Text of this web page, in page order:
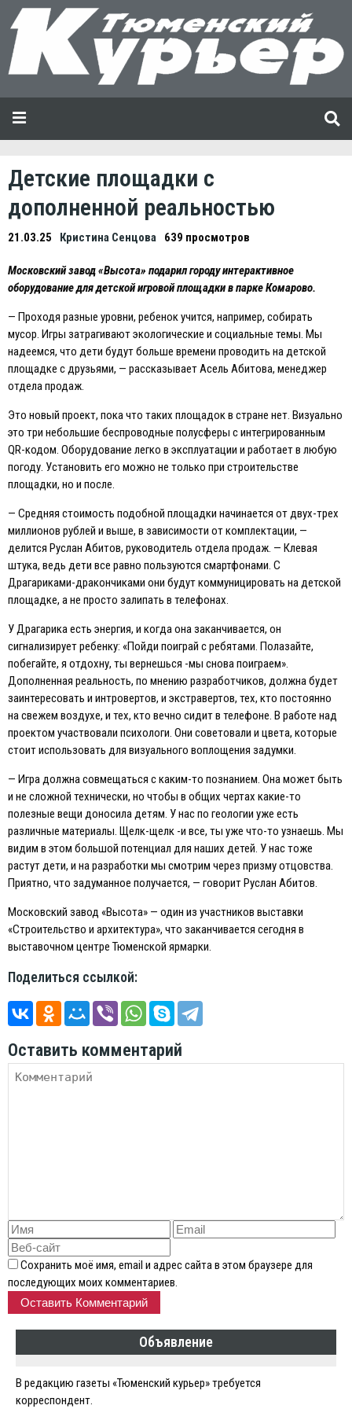
Детские площадки с
дополненной реальностью
21.03.25 Кристина Сенцова 639 просмотров
Московский завод «Высота» подарил городу интерактивное
оборудование для детской игровой площадки в парке Комарово.
— Проходя разные уровни, ребенок учится, например, собирать
мусор. Игры затрагивают экологические и социальные темы. Мы
надеемся, что дети будут больше времени проводить на детской
площадке с друзьями, — рассказывает Асель Абитова, менеджер
отдела продаж.
Это новый проект, пока что таких площадок в стране нет. Визуально
это три небольшие беспроводные полусферы с интегрированным
QR-кодом. Оборудование легко в эксплуатации и работает в любую
погоду. Установить его можно не только при строительстве
площадки, но и после.
— Средняя стоимость подобной площадки начинается от двух-трех
миллионов рублей и выше, в зависимости от комплектации, —
делится Руслан Абитов, руководитель отдела продаж. — Клевая
штука, ведь дети все равно пользуются смартфонами. С
Драгариками-дракончиками они будут коммуницировать на детской
площадке, а не просто залипать в телефонах.
У Драгарика есть энергия, и когда она заканчивается, он
сигнализирует ребенку: «Пойди поиграй с ребятами. Полазайте,
побегайте, я отдохну, ты вернешься -мы снова поиграем».
Дополненная реальность, по мнению разработчиков, должна будет
заинтересовать и интровертов, и экстравертов, тех, кто постоянно
на свежем воздухе, и тех, кто вечно сидит в телефоне. В работе над
проектом участвовали психологи. Они советовали и цвета, которые
стоит использовать для визуального воплощения задумки.
— Игра должна совмещаться с каким-то познанием. Она может быть
и не сложной технически, но чтобы в общих чертах какие-то
полезные вещи доносила детям. У нас по геологии уже есть
различные материалы. Щелк-щелк -и все, ты уже что-то узнаешь. Мы
видим в этом большой потенциал для наших детей. У нас тоже
растут дети, и на разработки мы смотрим через призму отцовства.
Приятно, что задуманное получается, — говорит Руслан Абитов.
Московский завод «Высота» — один из участников выставки
«Строительство и архитектура», что заканчивается сегодня в
выставочном центре Тюменской ярмарки.
Поделиться ссылкой:
Оставить комментарий
Сохранить моё имя, email и адрес сайта в этом браузере для
последующих моих комментариев.
Объявление
В редакцию газеты «Тюменский курьер» требуется
корреспондент.